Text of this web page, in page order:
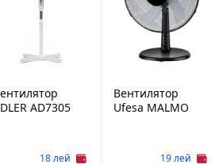
AD7305
18 лей
Вентилятор
Ufesa MALMO
19 лей